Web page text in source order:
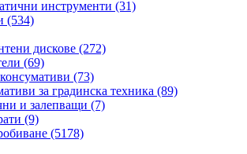
инструменти (31)
(534)
дискове (272)
(69)
(73)
за градинска техника (89)
и залепващи (7)
(9)
(5178)